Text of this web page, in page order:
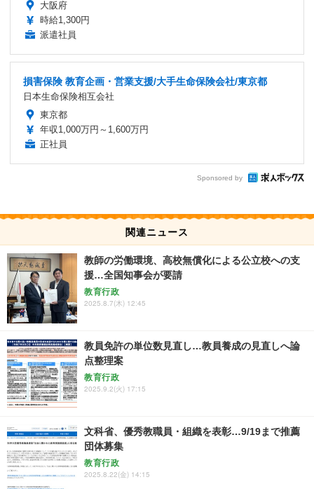
大阪府
時給1,300円
派遣社員
損害保険 教育企画・営業支援/大手生命保険会社/東京都
日本生命保険相互会社
東京都
年収1,000万円～1,600万円
正社員
Sponsored by
関連ニュース
教師の労働環境、高校無償化による公立校への支
援…全国知事会が要請
教育行政
2025.8.7(木) 12:45
教員免許の単位数見直し…教員養成の見直しへ論
点整理案
教育行政
2025.9.2(火) 17:15
文科省、優秀教職員・組織を表彰…9/19まで推薦
団体募集
教育行政
2025.8.22(金) 14:15